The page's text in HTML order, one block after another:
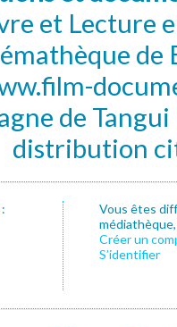
et Lecture
de
de
distribution
Vous êtes
Créer un
S’identifier